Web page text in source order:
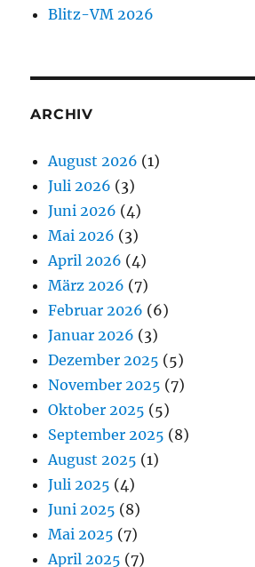
Blitz-VM 2026
ARCHIV
August 2026 (1)
Juli 2026 (3)
Juni 2026 (4)
Mai 2026 (3)
April 2026 (4)
März 2026 (7)
Februar 2026 (6)
Januar 2026 (3)
Dezember 2025 (5)
November 2025 (7)
Oktober 2025 (5)
September 2025 (8)
August 2025 (1)
Juli 2025 (4)
Juni 2025 (8)
Mai 2025 (7)
April 2025 (7)